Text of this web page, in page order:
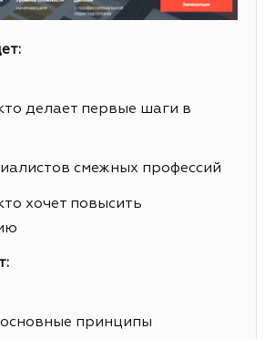
делает первые шаги в
смежных профессий
хочет повысить
принципы